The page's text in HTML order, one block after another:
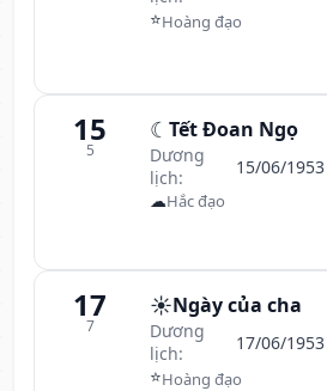
⭐Hoàng đạo
15
5
☾ Tết Đoan Ngọ
Dương
lịch:
15/06/1953
☁Hắc đạo
17
7
☀️Ngày của cha
Dương
lịch:
17/06/1953
⭐Hoàng đạo